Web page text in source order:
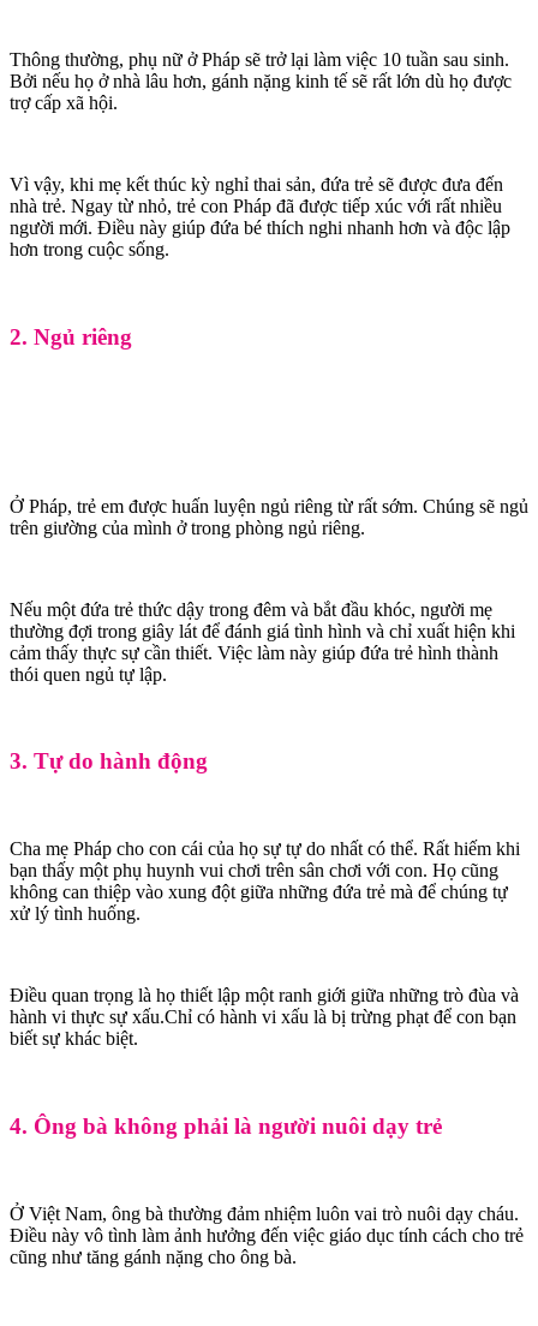
Thông thường, phụ nữ ở Pháp sẽ trở lại làm việc 10 tuần sau sinh.
Bởi nếu họ ở nhà lâu hơn, gánh nặng kinh tế sẽ rất lớn dù họ được
trợ cấp xã hội.
Vì vậy, khi mẹ kết thúc kỳ nghỉ thai sản, đứa trẻ sẽ được đưa đến
nhà trẻ. Ngay từ nhỏ, trẻ con Pháp đã được tiếp xúc với rất nhiều
người mới. Điều này giúp đứa bé thích nghi nhanh hơn và độc lập
hơn trong cuộc sống.
2. Ngủ riêng
Ở Pháp, trẻ em được huấn luyện ngủ riêng từ rất sớm. Chúng sẽ ngủ
trên giường của mình ở trong phòng ngủ riêng.
Nếu một đứa trẻ thức dậy trong đêm và bắt đầu khóc, người mẹ
thường đợi trong giây lát để đánh giá tình hình và chỉ xuất hiện khi
cảm thấy thực sự cần thiết. Việc làm này giúp đứa trẻ hình thành
thói quen ngủ tự lập.
3. Tự do hành động
Cha mẹ Pháp cho con cái của họ sự tự do nhất có thể. Rất hiếm khi
bạn thấy một phụ huynh vui chơi trên sân chơi với con. Họ cũng
không can thiệp vào xung đột giữa những đứa trẻ mà để chúng tự
xử lý tình huống.
Điều quan trọng là họ thiết lập một ranh giới giữa những trò đùa và
hành vi thực sự xấu.Chỉ có hành vi xấu là bị trừng phạt để con bạn
biết sự khác biệt.
4. Ông bà không phải là người nuôi dạy trẻ
Ở Việt Nam, ông bà thường đảm nhiệm luôn vai trò nuôi dạy cháu.
Điều này vô tình làm ảnh hưởng đến việc giáo dục tính cách cho trẻ
cũng như tăng gánh nặng cho ông bà.